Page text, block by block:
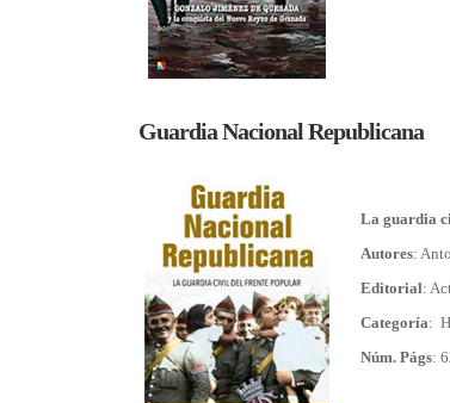
Guardia Nacional Republicana
La guardia
Autores:
Editorial:
Categoría:
Núm. Págs: